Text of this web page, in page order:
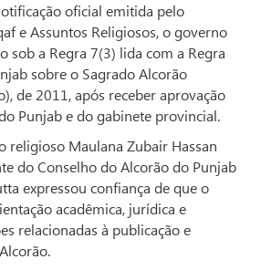
oficial emitida pelo
e Assuntos Religiosos, o governo
sob a Regra 7(3) lida com a Regra
sobre o Sagrado Alcorão
de 2011, após receber aprovação
Punjab e do gabinete provincial.
religioso Maulana Zubair Hassan
do Conselho do Alcorão do Punjab
expressou confiança de que o
acadêmica, jurídica e
relacionadas à publicação e